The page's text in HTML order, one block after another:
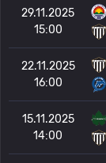
29.11.2025
15:00
22.11.2025
16:00
15.11.2025
14:00